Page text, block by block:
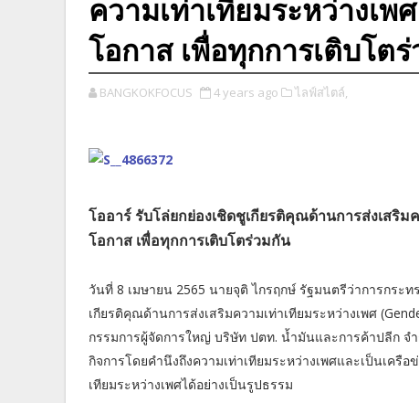
ความเท่าเทียมระหว่างเพ
โอกาส เพื่อทุกการเติบโต
BANGKOKFOCUS 4 years ago ไลฟ์สไตล์,
โออาร์ รับโล่ยกย่องเชิดชูเกียรติคุณด้านการส่งเสริม
โอกาส เพื่อทุกการเติบโตร่วมกัน
วันที่ 8 เมษายน 2565 นายจุติ ไกรฤกษ์ รัฐมนตรีว่าการกร
เกียรติคุณด้านการส่งเสริมความเท่าเทียมระหว่างเพศ
กรรมการผู้จัดการใหญ่ บริษัท ปตท. น้ำมันและการค้าปลีก จ
กิจการโดยคำนึงถึงความเท่าเทียมระหว่างเพศและเป็นเครื
เทียมระหว่างเพศได้อย่างเป็นรูปธรรม